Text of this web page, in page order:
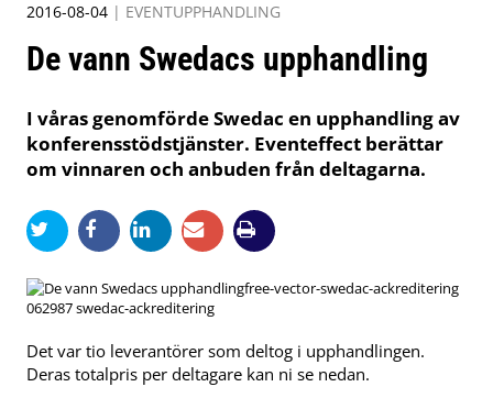
2016-08-04 | EVENTUPPHANDLING
De vann Swedacs upphandling
I våras genomförde Swedac en upphandling av
konferensstödstjänster. Eventeffect berättar
om vinnaren och anbuden från deltagarna.
free-vector-swedac-ackreditering
062987 swedac-ackreditering
Det var tio leverantörer som deltog i upphandlingen.
Deras totalpris per deltagare kan ni se nedan.